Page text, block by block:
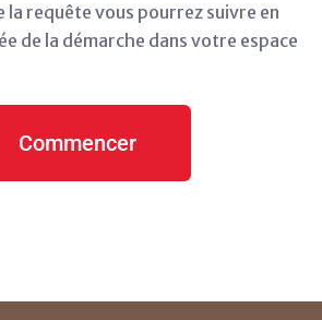
la requête vous pourrez suivre en
de la démarche dans votre espace
Commencer